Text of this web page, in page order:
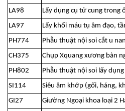
LA98
Lấy dụng cụ tử cung trong
LA97
Lấy khối máu tụ âm đạo,
PH774
Phẫu thuật nội soi cắt u
CH375
Chụp Xquang xương bàn
PH802
Phẫu thuật nội soi lấy
SI114
Siêu âm khớp (gối, háng,
GI27
Giường Ngoại khoa loại 2